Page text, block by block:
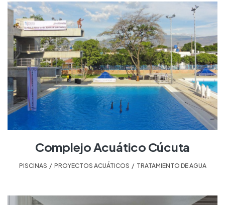
Complejo Acuático Cúcuta
PISCINAS PROYECTOS ACUÁTICOS TRATAMIENTO DE AGUA